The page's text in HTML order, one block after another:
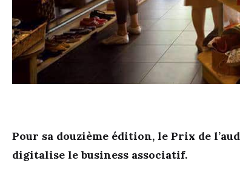
Pour sa douzième édition, le Prix de
digitalise le business associatif.